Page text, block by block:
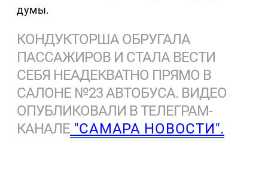
думы.
КОНДУКТОРША ОБРУГАЛА
ПАССАЖИРОВ И СТАЛА ВЕСТИ
СЕБЯ НЕАДЕКВАТНО ПРЯМО В
САЛОНЕ №23 АВТОБУСА. ВИДЕО
ОПУБЛИКОВАЛИ В ТЕЛЕГРАМ-
КАНАЛЕ "САМАРА НОВОСТИ".